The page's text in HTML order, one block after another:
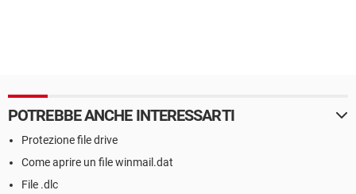
POTREBBE ANCHE INTERESSARTI
Protezione file drive
Come aprire un file winmail.dat
File .dlc